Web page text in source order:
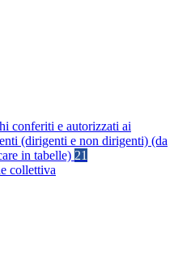
conferiti e autorizzati ai
(dirigenti e non dirigenti) (da
in tabelle) 21
collettiva